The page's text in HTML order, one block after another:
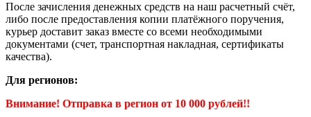
После зачисления денежных средств на наш расчетный счёт,
либо после предоставления копии платёжного поручения,
курьер доставит заказ вместе со всеми необходимыми
документами (счет, транспортная накладная, сертификаты
качества).
Для регионов:
Внимание! Отправка в регион от 10 000 рублей!!